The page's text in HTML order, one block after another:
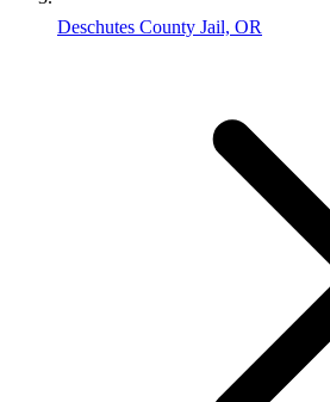
Deschutes County Jail, OR